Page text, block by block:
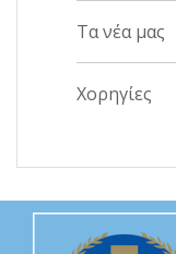
Τα νέα μας
Χορηγίες